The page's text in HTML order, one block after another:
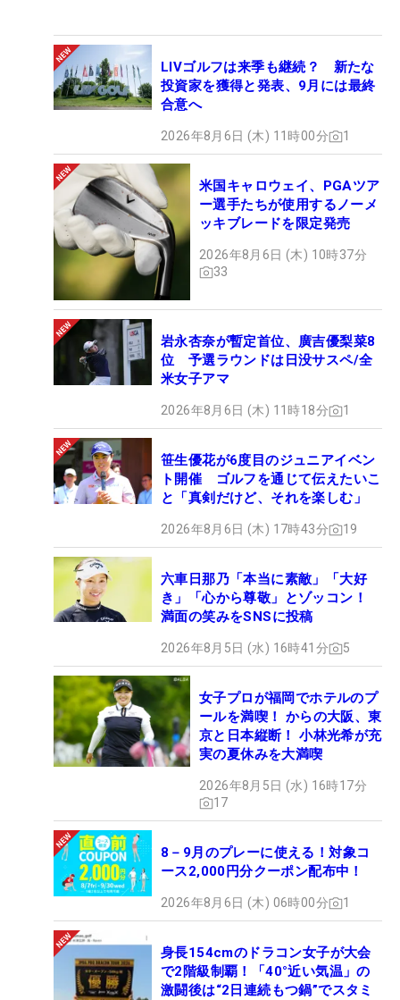
LIVゴルフは来季も継続？ 新たな
投資家を獲得と発表、9月には最終
合意へ
2026年8月6日 (木) 11時00分 1
米国キャロウェイ、PGAツア
ー選手たちが使用するノーメ
ッキブレードを限定発売
2026年8月6日 (木) 10時37分
33
岩永杏奈が暫定首位、廣吉優梨菜8
位 予選ラウンドは日没サスペ/全
米女子アマ
2026年8月6日 (木) 11時18分 1
笹生優花が6度目のジュニアイベン
ト開催 ゴルフを通じて伝えたいこ
と「真剣だけど、それを楽しむ」
2026年8月6日 (木) 17時43分 19
六車日那乃「本当に素敵」「大好
き」「心から尊敬」とゾッコン！
満面の笑みをSNSに投稿
2026年8月5日 (水) 16時41分 5
女子プロが福岡でホテルのプ
ールを満喫！ からの大阪、東
京と日本縦断！ 小林光希が充
実の夏休みを大満喫
2026年8月5日 (水) 16時17分
17
8－9月のプレーに使える！対象コ
ース2,000円分クーポン配布中！
2026年8月6日 (木) 06時00分 1
身長154cmのドラコン女子が大会
で2階級制覇！「40°近い気温」の
激闘後は“2日連続もつ鍋”でスタミ